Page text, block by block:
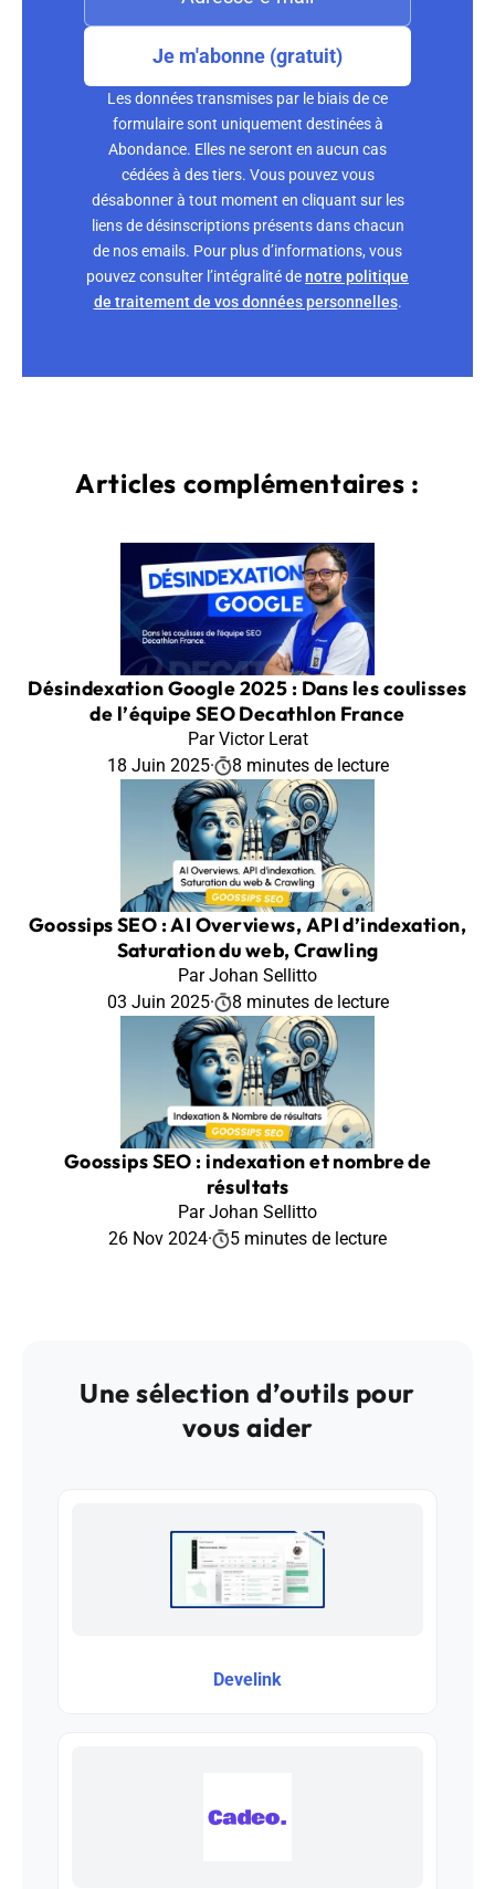
Je m'abonne (gratuit)
Les données transmises par le biais de ce
formulaire sont uniquement destinées à
Abondance. Elles ne seront en aucun cas
cédées à des tiers. Vous pouvez vous
désabonner à tout moment en cliquant sur les
liens de désinscriptions présents dans chacun
de nos emails. Pour plus d’informations, vous
pouvez consulter l’intégralité denotre politique
de traitement de vos données personnelles.
Articles complémentaires :
Désindexation Google 2025 : Dans les coulisses
de l’équipe SEO Decathlon France
Par Victor Lerat
18 Juin 2025· 8 minutes de lecture
Goossips SEO : AI Overviews, API d’indexation,
Saturation du web, Crawling
Par Johan Sellitto
03 Juin 2025· 8 minutes de lecture
Goossips SEO : indexation et nombre de
résultats
Par Johan Sellitto
26 Nov 2024· 5 minutes de lecture
Une sélection d’outils pour
vous aider
Develink